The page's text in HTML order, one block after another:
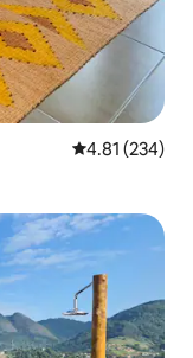
Calificación
4.81 (234)